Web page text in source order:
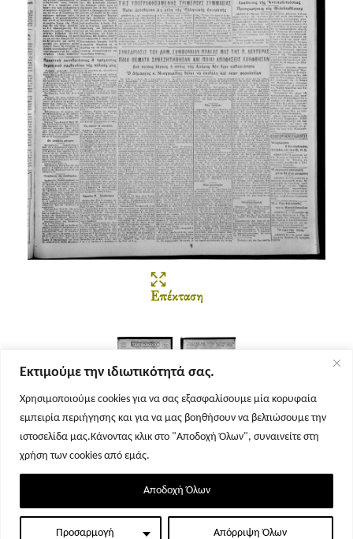
Εκτιμούμε την ιδιωτικότητά σας.
Χρησιμοποιούμε cookies για να σας εξασφαλίσουμε μία κορυφαία
εμπειρία περιήγησης και για να μας βοηθήσουν να βελτιώσουμε την
ιστοσελίδα μας.Κάνοντας κλικ στο "Αποδοχή Όλων", συναινείτε στη
χρήση των cookies από εμάς.
Προσαρμογή Απόρριψη Όλων
Αποδοχή Όλων
Επέκταση
Σελίδα 1 Σελίδα 2